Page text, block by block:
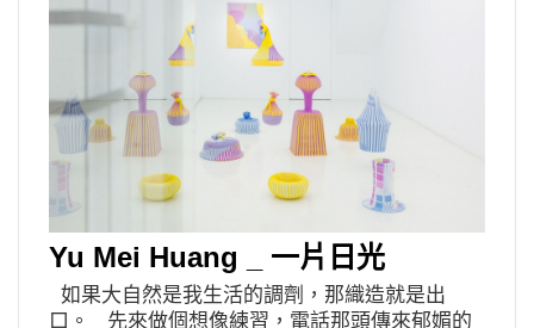
櫃、a better day 伊日好生活 官方商城 陳向榮
｜陶藝創作者 作品常以幾何造型和明亮的色彩
詮釋於常民文化中擷取的靈感，或者轉譯內心對
於秩序及平衡的追求。非陶藝科班出身，創作跳
脫陶藝作品的既定印象，反映後現代設計思維，
刻意抹除或扭曲「功能性」，讓它們變得不好
用，不知道該怎麼用或者無法使用，中斷人們習
以為常的線性思考，重新思考自身與物件的關
係。 The Fruit Shop
竟然是來自家裡過去的約束 ── 門禁讓她在朋友
圈裡被戲稱，是位必須提早回家的仙度瑞拉，可
是她認為那畢竟屬於公主，自嘲也許自己只稱得
起 Cinder Umbrella 這樣似是而非的名份吧！然
而這個詼諧的小插曲，卻是與童話元素息息相關
的伏筆，Cinder 可以解釋成瑣碎的靈感，回溯到
十八世紀，雨傘則是當時歐洲人的高雅配件，心
想成為不了仙杜瑞拉沒關係，慢慢摸索，總會在
這把屏障的保護下成為自己的樣子吧。 這次的夏
裝，肥臉選擇美人魚的故事作為主架構，取出泡
沫、珍珠、貝殼等具體材料，並以布料的透明、
流動與垂墜，表現悠游在海洋的意象。我問她是
中山站附近的早餐店，我們從她大學的社團時期
簡單起了頭，Kuku 老實地做了兩年的陶，直到畢
業後間歇性的向同一位老師學習，真沒想過將來
的哪個時候，興趣會成為一個品牌來經營⋯⋯。
接著她拿出首次柴燒的兩件作品，並告訴我這兩
隻「青蛙」的故事，她說柴燒是一種需要至少三
天兩夜，輪流駐守在窯前，且需要細心照料的燒
陶方式，除了維持窯內一定溫度，窯火的走向也
是安排胚體位置的重點之一，那個冬天她騎著自
己的小五十，凌晨三點上山直到輪班結束，可以
想像這並不是太容易的事，對比操作更方便的電
窯來說，由炭火的灰燼覆蓋而成的肌理更為原
Yu Mei Huang _ 一片日光
如果大自然是我生活的調劑，那織造就是出
口。 先來做個想像練習，電話那頭傳來郁媚的